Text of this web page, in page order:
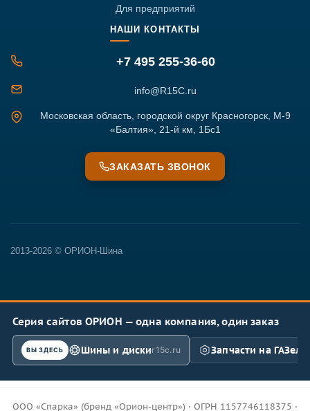
Для предприятий
НАШИ КОНТАКТЫ
+7 495 255-36-60
info@R15C.ru
Московская область, городской округ Красногорск, М-9
«Балтия», 21-й км, 1Бс1
ЗАКАЗАТЬ ЗВОНОК
2013-2026 © ОРИОН-Шина
Серия сайтов ОРИОН — одна компания, один заказ
ВЫ ЗДЕСЬ Шины и дискиr15c.ru Запчасти на ГАЗель
ООО «Спарка» (бренд «Орион-центр») · ОГРН 1157746118375 ·